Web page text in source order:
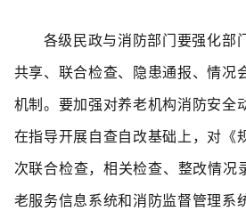
各级民政与消防部门要强化部
共享、联合检查、隐患通报、情况
机制。要加强对养老机构消防安全
在指导开展自查自改基础上，对《
次联合检查，相关检查、整改情况
老服务信息系统和消防监督管理系